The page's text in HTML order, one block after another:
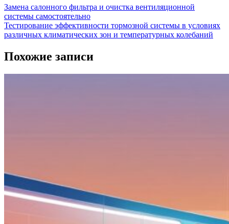
Замена салонного фильтра и очистка вентиляционной
системы самостоятельно
Тестирование эффективности тормозной системы в условиях
различных климатических зон и температурных колебаний
Похожие записи